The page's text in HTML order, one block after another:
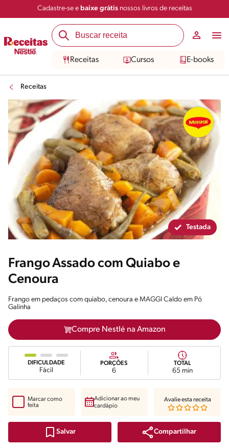
Cadastre-se e baixe grátisnossos livros de receitas
Receitas Cursos E-books
Receitas
Salvar Compartilhar
Testada
Frango Assado com Quiabo e
Cenoura
Frango em pedaços com quiabo, cenoura e MAGGI Caldo em Pó
Galinha
Compre Nestlé na Amazon
DIFICULDADE
Fácil
PORÇÕES
6
TOTAL
65 min
Salvar Compartilhar
Marcar como
feita
Adicionar ao meu
cardápio
Avalie esta receita